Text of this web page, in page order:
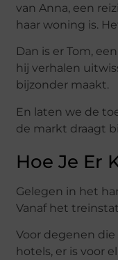
van Anna, een
haar woning is.
Dan is er Tom,
hij verhalen
bijzonder maakt.
En laten we de
de markt draagt
Hoe Je Er
Gelegen in het
Vanaf het
Voor degenen
hotels, er is voor